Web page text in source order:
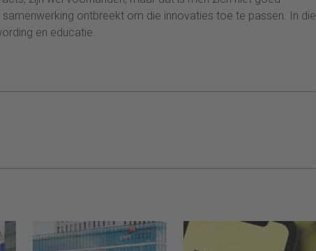
ontbreekt om die innovaties toe te passen. In die
en educatie.